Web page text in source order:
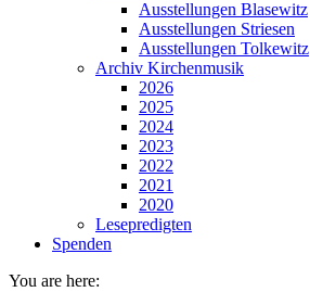
Ausstellungen Blasewitz
Ausstellungen Striesen
Ausstellungen Tolkewitz
Archiv Kirchenmusik
2026
2025
2024
2023
2022
2021
2020
Lesepredigten
Spenden
You are here: